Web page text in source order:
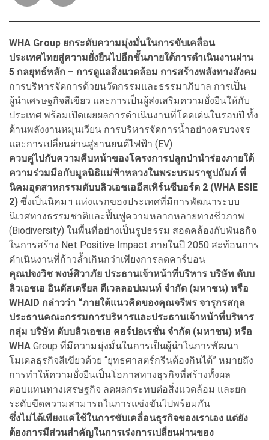
WHA Group ยกระดับความมุ่งมั่นในการขับเคลื่อน
ประเทศไทยสู่ความยั่งยืนไปอีกขั้นภายใต้การดำเนินงานผ่าน
5 กลยุทธ์หลัก – การดูแลสิ่งแวดล้อม การสร้างพลังทางสังคม
การบริหารจัดการด้วยนวัตกรรมและธรรมาภิบาล การเป็น
ผู้นำเศรษฐกิจสีเขียว และการเป็นผู้ส่งเสริมความยั่งยืนให้กับ
ประเทศ พร้อมเปิดเผยผลการดำเนินงานที่โดดเด่นในรอบปี ทั้ง
ด้านพลังงานหมุนเวียน การบริหารจัดการน้ำอย่างครบวงจร
และการเปลี่ยนผ่านสู่ยานยนต์ไฟฟ้า (EV)
ควบคู่ไปกับความคืบหน้าของโครงการปลูกป่านำร่องภายใต้
ความร่วมมือกับมูลนิธิแม่ฟ้าหลวงในพระบรมราชูปถัมภ์ ที่
นิคมอุตสาหกรรมดับบลิวเอชเออีสเทิร์นซีบอร์ด 2 (WHA ESIE
2) ซึ่งเป็นนิคมฯ แห่งแรกของประเทศที่มีการพัฒนาระบบ
นิเวศทางธรรมชาติและฟื้นฟูความหลากหลายทางชีวภาพ
(Biodiversity) ในพื้นที่อย่างเป็นรูปธรรม สอดคล้องกับพันธกิจ
ในการสร้าง Net Positive Impact ภายในปี 2050 สะท้อนการ
ดำเนินงานที่ก้าวล้ำเกินกว่าเพียงการลดคาร์บอน
คุณปจงวิช พงษ์ศิวาภัย ประธานเจ้าหน้าที่บริหาร บริษัท ดับบ
ลิวเอชเอ อินดัสเตรียล ดีเวลลอปเมนท์ จำกัด (มหาชน) หรือ
WHAID กล่าวว่า “ภายใต้แนวคิดของคุณจรีพร จารุกรสกุล
ประธานคณะกรรมการบริหารและประธานเจ้าหน้าที่บริหาร
กลุ่ม บริษัท ดับบลิวเอชเอ คอร์ปอเรชั่น จำกัด (มหาชน) หรือ
WHA Group ที่มีความมุ่งมั่นในการเป็นผู้นำในการพัฒนา
โมเดลธุรกิจสีเขียวด้วย “ยุทธศาสตร์กรีนต้องกินได้” หมายถึง
การทำให้ความยั่งยืนเป็นโอกาสทางธุรกิจที่สร้างทั้งผล
ตอบแทนทางเศรษฐกิจ ลดผลกระทบต่อสิ่งแวดล้อม และยก
ระดับขีดความสามารถในการแข่งขันไปพร้อมกัน
ซึ่งไม่ได้เพียงแค่ใช้ในการขับเคลื่อนธุรกิจของเราเอง แต่ยัง
ต้องการมีส่วนสำคัญในการเร่งการเปลี่ยนผ่านของ